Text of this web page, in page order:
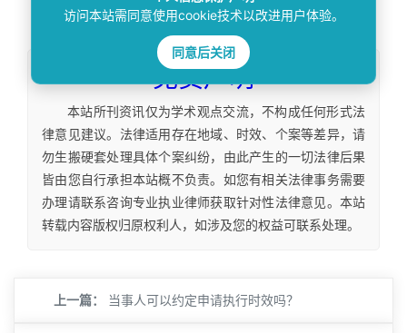
本文标签：
免责声明
本站所刊资讯仅为学术观点交流，不构成任何形式法
律意见建议。法律适用存在地域、时效、个案等差异，请
勿生搬硬套处理具体个案纠纷，由此产生的一切法律后果
皆由您自行承担本站概不负责。如您有相关法律事务需要
办理请联系咨询专业执业律师获取针对性法律意见。本站
转载内容版权归原权利人，如涉及您的权益可联系处理。
上一篇： 当事人可以约定申请执行时效吗？
访问本站需同意使用cookie技术以改进用户体验。
同意后关闭